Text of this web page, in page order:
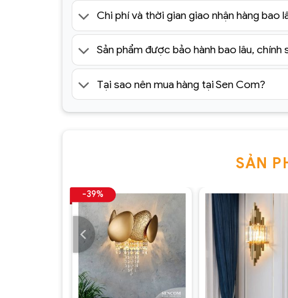
Địa chỉ nào bánđèn chùm trang trí
nhập
Sencomlà địa chỉ bán đèn chùm decor
hàng đầu hiện nay chuyên cung cấp hơn
trường.
Chịu trách nhiệm về sản phẩm :
Chi phí và thời gian giao nhận hàng bao
Sản phẩm được bảo hành bao lâu, chính
Tại sao nên mua hàng tại Sen Com?
SẢN
-39%
+ +